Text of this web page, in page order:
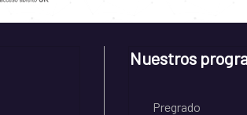
Nuestros
Pregrado